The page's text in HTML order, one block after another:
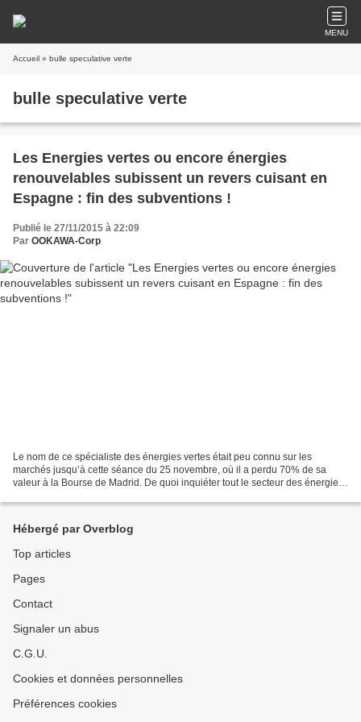
MENU
Accueil » bulle speculative verte
bulle speculative verte
Les Energies vertes ou encore énergies
renouvelables subissent un revers cuisant en
Espagne : fin des subventions !
Publié le 27/11/2015 à 22:09
Par OOKAWA-Corp
Le nom de ce spécialiste des énergies vertes était peu connu sur les
marchés jusqu’à cette séance du 25 novembre, où il a perdu 70% de sa
valeur à la Bourse de Madrid. De quoi inquiéter tout le secteur des énergies
Hébergé par Overblog
Top articles
Pages
Contact
Signaler un abus
C.G.U.
Cookies et données personnelles
Préférences cookies